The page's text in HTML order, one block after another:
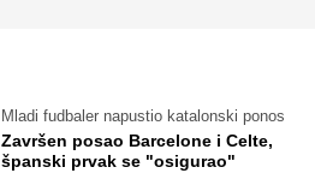
Mladi fudbaler napustio katalonski ponos
Završen posao Barcelone i Celte,
španski prvak se "osigurao"